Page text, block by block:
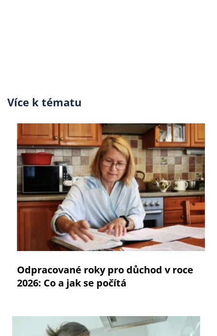
Více k tématu
Odpracované roky pro důchod v roce
2026: Co a jak se počítá